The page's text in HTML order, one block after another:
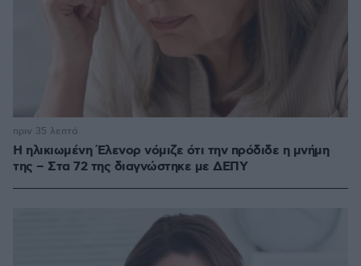
Η ηλικιωμένη Έλενορ νόμιζε ότι την πρόδιδε η μνήμη
της – Στα 72 της διαγνώστηκε με ΔΕΠΥ
πριν 35 λεπτά